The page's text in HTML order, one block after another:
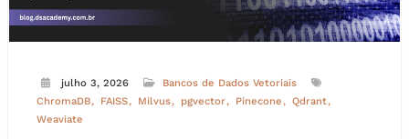
julho 3, 2026
Bancos de Dados Vetoriais
ChromaDB
FAISS Milvus pgvector Pinecone
Qdrant
Weaviate